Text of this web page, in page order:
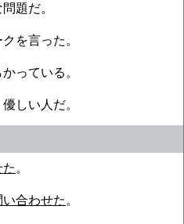
問題だ。
を言った。
っている。
しい人だ。
。
い合わせた 。